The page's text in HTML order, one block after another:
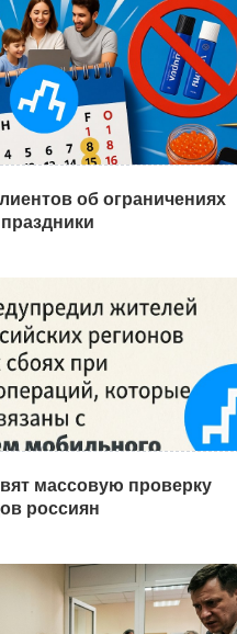
об ограничениях
массовую проверку
россиян